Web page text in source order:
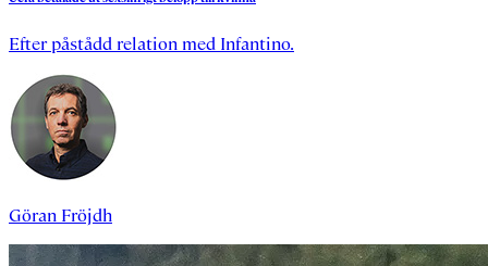
Efter påstådd relation med Infantino.
Göran Fröjdh